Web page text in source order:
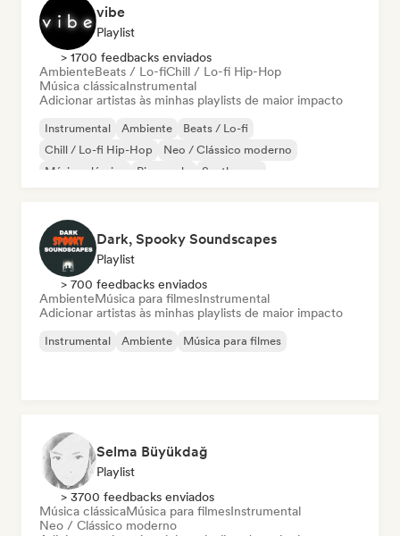
vibe
Playlist
> 1700 feedbacks enviados
AmbienteBeats / Lo-fiChill / Lo-fi Hip-Hop
Música clássicaInstrumental
Adicionar artistas às minhas playlists de maior impacto
Instrumental Ambiente
Beats / Lo-fi
Chill / Lo-fi Hip-Hop
Neo / Clássico moderno
Música clássica
Piano solo Synthwave
Dark, Spooky Soundscapes
Playlist
> 700 feedbacks enviados
AmbienteMúsica para filmesInstrumental
Adicionar artistas às minhas playlists de maior impacto
Instrumental Ambiente Música para filmes
Selma Büyükdağ
Playlist
> 3700 feedbacks enviados
Música clássicaMúsica para filmesInstrumental
Neo / Clássico moderno